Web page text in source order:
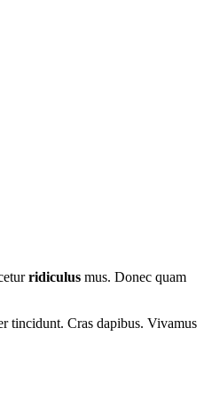
ridiculus mus. Donec quam
tincidunt. Cras dapibus. Vivamus